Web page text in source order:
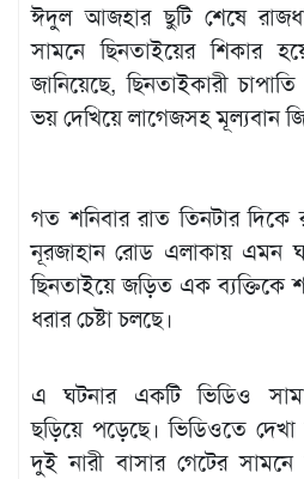
ঈদুল আজহার ছুটি শেষে
সামনে ছিনতাইয়ের শিকার
জানিয়েছে, ছিনতাইকারী
ভয় দেখিয়ে লাগেজসহ মূল্যবান
গত শনিবার রাত তিনটার দিকে
নূরজাহান রোড এলাকায় এমন
ছিনতাইয়ে জড়িত এক ব্যক্তিকে
ধরার চেষ্টা চলছে।
এ ঘটনার একটি ভিডিও
ছড়িয়ে পড়েছে। ভিডিওতে
দুই নারী বাসার গেটের